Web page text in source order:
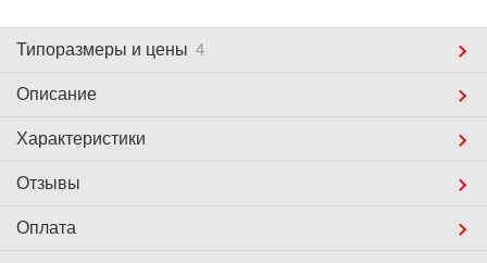
Типоразмеры и цены 4
Описание
Характеристики
Отзывы
Оплата